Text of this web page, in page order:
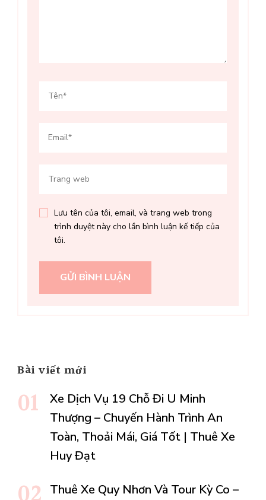
Lưu tên của tôi, email, và trang web trong
trình duyệt này cho lần bình luận kế tiếp của
tôi.
Bài viết mới
Xe Dịch Vụ 19 Chỗ Đi U Minh
Thượng – Chuyến Hành Trình An
Toàn, Thoải Mái, Giá Tốt | Thuê Xe
Huy Đạt
Thuê Xe Quy Nhơn Và Tour Kỳ Co –